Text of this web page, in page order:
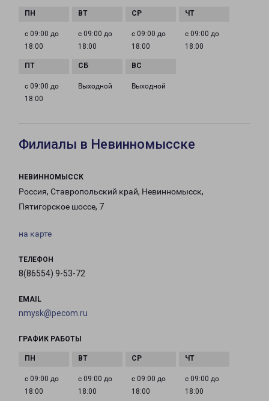
с 09:00 до
18:00
с 09:00 до
18:00
с 09:00 до
18:00
с 09:00 до
18:00
с 09:00 до
18:00
Выходной Выходной
Филиалы в Невинномысске
НЕВИННОМЫССК
Россия, Ставропольский край, Невинномысск,
Пятигорское шоссе, 7
на карте
ТЕЛЕФОН
8(86554) 9-53-72
EMAIL
nmysk@pecom.ru
ГРАФИК РАБОТЫ
с 09:00 до
18:00
с 09:00 до
18:00
с 09:00 до
18:00
с 09:00 до
18:00